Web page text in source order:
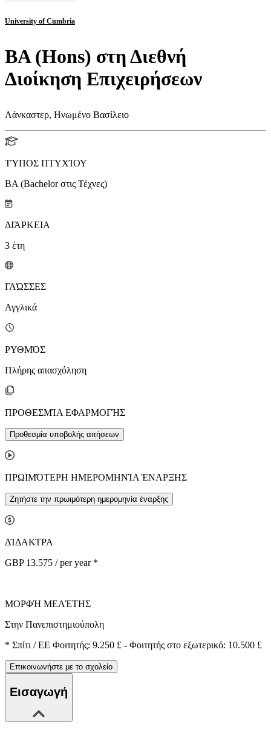
University of Cumbria
BA (Hons) στη Διεθνή
Διοίκηση Επιχειρήσεων
Λάνκαστερ, Ηνωμένο Βασίλειο
ΤΎΠΟΣ ΠΤΥΧΊΟΥ
BA (Bachelor στις Τέχνες)
ΔΙΆΡΚΕΙΑ
3 έτη
ΓΛΏΣΣΕΣ
Αγγλικά
ΡΥΘΜΌΣ
Πλήρης απασχόληση
ΠΡΟΘΕΣΜΊΑ ΕΦΑΡΜΟΓΉΣ
Προθεσμία υποβολής αιτήσεων
ΠΡΩΙΜΌΤΕΡΗ ΗΜΕΡΟΜΗΝΊΑ ΈΝΑΡΞΗΣ
Ζητήστε την πρωιμότερη ημερομηνία έναρξης
ΔΊΔΑΚΤΡΑ
GBP 13.575 / per year *
ΜΟΡΦΉ ΜΕΛΈΤΗΣ
Στην Πανεπιστημιούπολη
* Σπίτι / ΕΕ Φοιτητής: 9.250 £ - Φοιτητής στο εξωτερικό: 10.500 £
Επικοινωνήστε με το σχολείο
Εισαγωγή